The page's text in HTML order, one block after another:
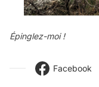
Épinglez-moi !
Facebook